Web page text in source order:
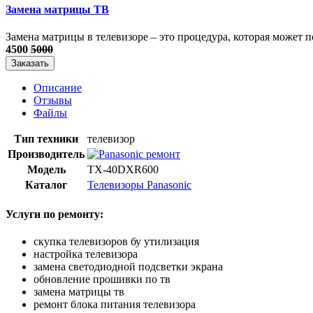
Замена матрицы ТВ
​Замена матрицы в телевизоре – это процедура, которая может
4500 5000
Заказать
Описание
Отзывы
Файлы
Тип техники
телевизор
Производитель
Модель
TX-40DXR600
Каталог
Телевизоры Panasonic
Услуги по ремонту:
скупка телевизоров бу утилизация
настройка телевизора
замена светодиодной подсветки экрана
обновление прошивки по тв
замена матрицы тв
ремонт блока питания телевизора